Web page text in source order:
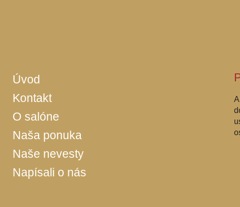
Úvod
Kontakt
O salóne
Naša ponuka
Naše nevesty
Napísali o nás